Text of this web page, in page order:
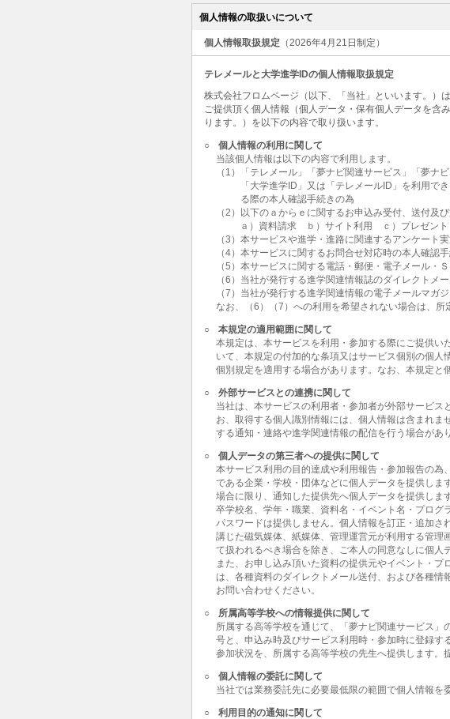
個人情報の取扱いについて
個人情報取扱規定 （2026年4月21日制定）
テレメールと大学進学IDの個人情報取扱規定
株式会社フロムページ（以下、「当社」といいます。）
ご提供頂く個人情報（個人データ・保有個人データを含
ります。）を以下の内容で取り扱います。
○
個人情報の利用に関して
当該個人情報は以下の内容で利用します。
（1）「テレメール」「夢ナビ関連サービス」「夢ナ
「大学進学ID」又は「テレメールID」を利用で
る際の本人確認手続きの為
（2）以下のａからｅに関するお申込み受付、送付及
ａ）資料請求 ｂ）サイト利用 ｃ）プレゼン
（3）本サービスや進学・進路に関連するアンケート
（4）本サービスに関するお問合せ対応時の本人確認
（5）本サービスに関する電話・郵便・電子メール・
（6）当社が発行する進学関連情報誌のダイレクトメ
（7）当社が発行する進学関連情報の電子メールマガ
なお、（6）（7）への利用を希望されない場合は、所
○
本規定の適用範囲に関して
本規定は、本サービスを利用・参加する際にご提供
いて、本規定の付加的な条項又はサービス個別の個人
個別規定を適用する場合があります。なお、本規定と
○
外部サービスとの連携に関して
当社は、本サービスの利用者・参加者が外部サービ
お、取得する個人識別情報には、個人情報は含まれ
する通知・連絡や進学関連情報の配信を行う場合があ
○
個人データの第三者への提供に関して
本サービス利用の目的達成や利用報告・参加報告の
である企業・学校・団体などに個人データを提供し
場合に限り、通知した提供先へ個人データを提供し
卒学校名、学年・職業、資料名・イベント名・プログ
パスワードは提供しません。個人情報を訂正・追加
講じた磁気媒体、紙媒体、管理運営元が利用する管
て扱われるべき場合を除き、ご本人の同意なしに個人
また、お申し込み頂いた資料の提供元やイベント・
は、各種資料のダイレクトメール送付、および各種
お問い合わせください。
○
所属高等学校への情報提供に関して
所属する高等学校を通じて、「夢ナビ関連サービス
号と、申込み時及びサービス利用時・参加時に登録す
参加状況を、所属する高等学校の先生へ提供します。
○
個人情報の委託に関して
当社では業務委託先に必要最低限の範囲で個人情報を
○
利用目的の通知に関して